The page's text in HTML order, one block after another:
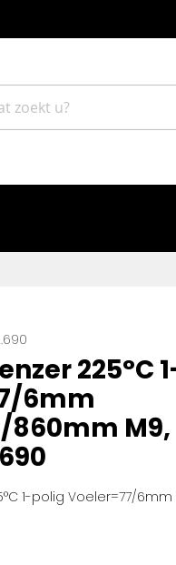
225°C
6mm
860mm M9,
1-polig Voeler=77/